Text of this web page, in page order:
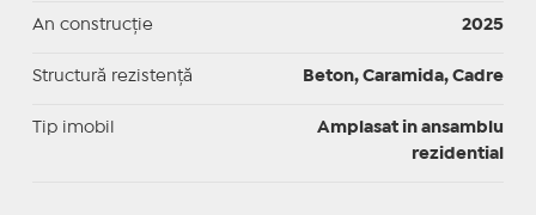
An construcție 2025
Structură rezistență Beton, Caramida, Cadre
Tip imobil
Amplasat in ansamblu
rezidential